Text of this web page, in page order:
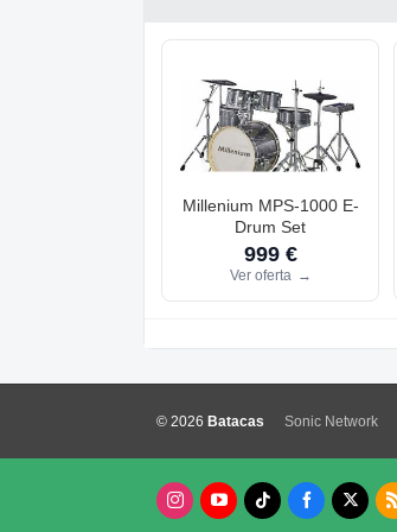
Millenium MPS-1000 E-
Drum Set
999 €
Ver oferta →
© 2026 Batacas Sonic Network